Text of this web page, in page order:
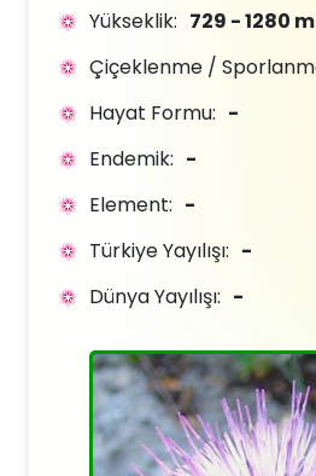
Yükseklik: 729 - 1280
Çiçeklenme /
Hayat Formu: -
Endemik: -
Element: -
Türkiye Yayılışı: -
Dünya Yayılışı: -